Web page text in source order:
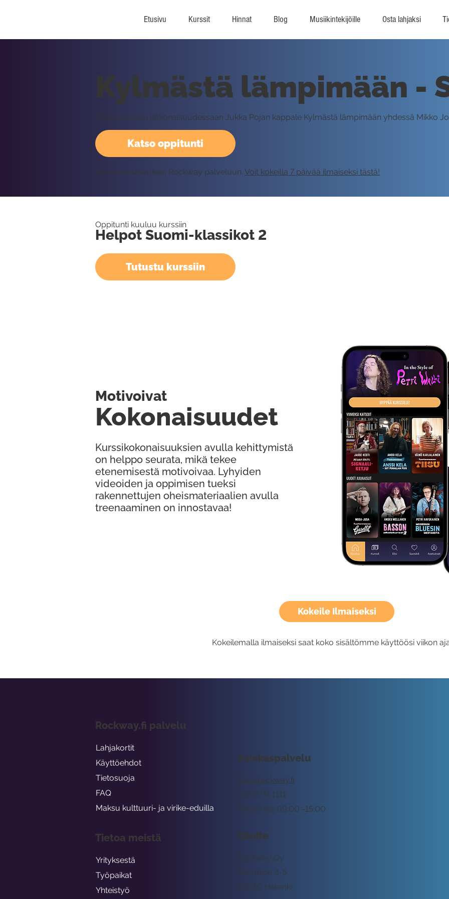
Etusivu Kurssit Hinnat Blog Musiikintekijöille Osta lahjaksi
Kokeile Ilmaiseksi
Kokeilemalla ilmaiseksi saat koko sisältömme käyttöösi viikon
Katso oppitunti
Kylmästä lämpimään -
Tällä soitetaan kokonaisuudessaan Jukka Pojan kappale Kylmästä lämpimään yhdessä Mikko
Vaatii kirjautumisen Rockway palveluun. Voit kokeilla 7 päivää ilmaiseksi tästä!
Oppitunti kuuluu kurssiin
Helpot Suomi-klassikot 2
Tutustu kurssiin
Kurssikokonaisuuksien avulla kehittymistä
on helppo seurata, mikä tekee
etenemisestä motivoivaa. Lyhyiden
videoiden ja oppimisen tueksi
rakennettujen oheismateriaalien avulla
treenaaminen on innostavaa!
Kokonaisuudet
Motivoivat
Asiakaspalvelu
tuki@rockway.fi
Arkisin klo 09:00 -15:00
045 7731 1111
Osoite
Rockway Oy
Lemuntie 3-5
00510 Helsinki
Rockway.fi palvelu
Lahjakortit
Käyttöehdot
Tietosuoja
FAQ
Maksu kulttuuri- ja virike-eduilla
Tietoa meistä
Yrityksestä
Työpaikat
Yhteistyö